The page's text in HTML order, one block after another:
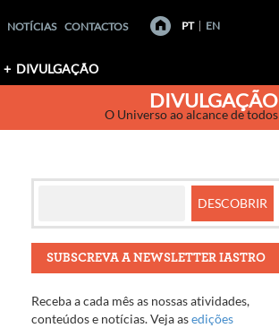
NOTÍCIAS CONTACTOS PT EN
DIVULGAÇÃO
DIVULGAÇÃO
O Universo ao alcance de todos
SUBSCREVA A NEWSLETTER IASTRO
Receba a cada mês as nossas atividades,
conteúdos e notícias. Veja asedições